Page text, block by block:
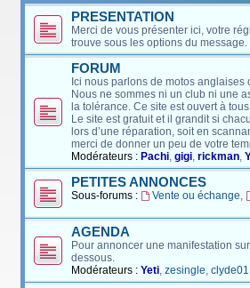
PRESENTATION
Merci de vous présenter ici, votre
trouve sous les options du message.
FORUM
Ici nous parlons de motos anglaises
Nous ne sommes ni un club ni une
la tolérance. Ce site est ouvert à
Le site est gratuit et il grandit si
lors d’une réparation, soit en
merci de donner un peu de votre
Modérateurs : Pachi, gigi, rickman,
PETITES ANNONCES
Sous-forums : Vente ou échange,
AGENDA
Pour annoncer une manifestation
dessous.
Modérateurs : Yeti, zesingle, clyde01